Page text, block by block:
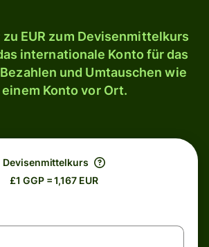
zu EUR zum Devisenmittelkurs
internationale Konto für das
und Umtauschen wie
Konto vor Ort.
Devisenmittelkurs
£1 GGP = 1,167 EUR